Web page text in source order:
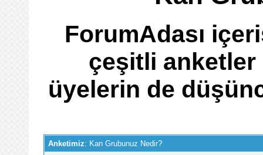
ForumAdası
çeşitli anketler
üyelerin de
Anketimiz: Kan Grubunuz Nedir?